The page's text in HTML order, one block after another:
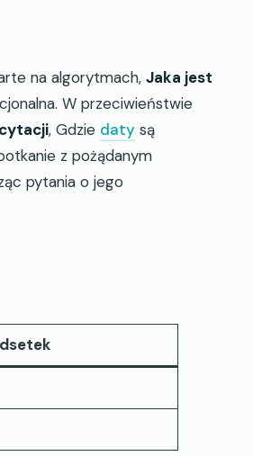
na algorytmach, Jaka jest
W przeciwieństwie
, Gdzie daty są
z pożądanym
pytania o jego